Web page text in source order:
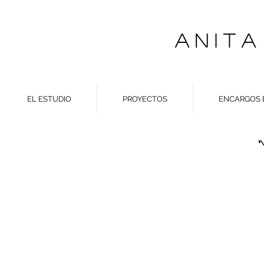
EL ESTUDIO PROYECTOS ENCARGOS
A N I T A